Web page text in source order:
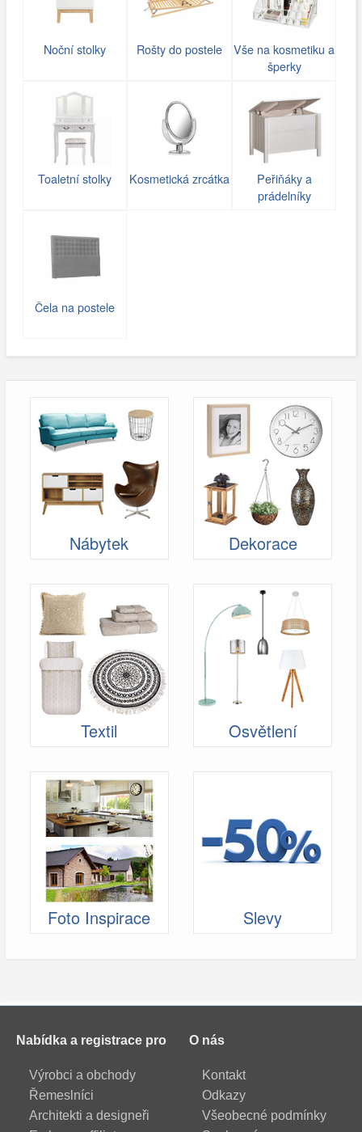
Noční stolky Rošty do postele
Vše na kosmetiku a
šperky
Toaletní stolky Kosmetická zrcátka
Peřiňáky a
prádelníky
Čela na postele
Nábytek Dekorace
Textil Osvětlení
Foto Inspirace Slevy
Nabídka a registrace pro
Výrobci a obchody
Řemeslníci
Architekti a designeři
O nás
Kontakt
Odkazy
Všeobecné podmínky